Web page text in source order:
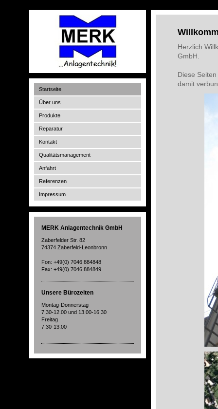
Startseite
Über uns
Produkte
Reparatur
Kontakt
Qualitätsmanagement
Anfahrt
Referenzen
Impressum
MERK Anlagentechnik GmbH
Zaberfelder Str. 82
74374 Zaberfeld-Leonbronn
Fon: +49(0) 7046 884848
Fax: +49(0) 7046 884849
Unsere Bürozeiten
Montag-Donnerstag
7.30-12.00 und 13.00-16.30
Freitag
7.30-13.00
Herzlich
GmbH.
Diese
damit